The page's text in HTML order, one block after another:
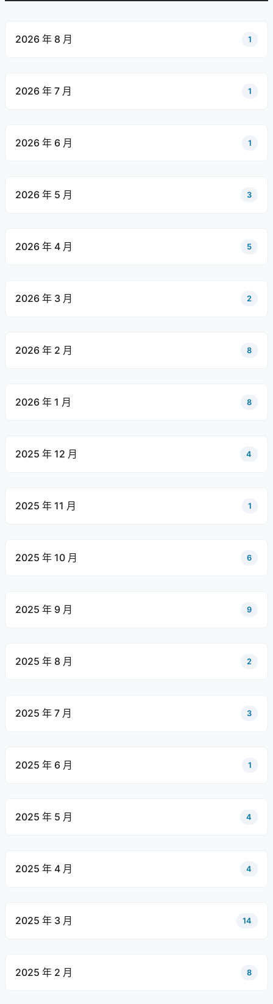
2026 年 8 月 1
2026 年 7 月 1
2026 年 6 月 1
2026 年 5 月 3
2026 年 4 月 5
2026 年 3 月 2
2026 年 2 月 8
2026 年 1 月 8
2025 年 12 月 4
2025 年 11 月 1
2025 年 10 月 6
2025 年 9 月 9
2025 年 8 月 2
2025 年 7 月 3
2025 年 6 月 1
2025 年 5 月 4
2025 年 4 月 4
2025 年 3 月 14
2025 年 2 月 8